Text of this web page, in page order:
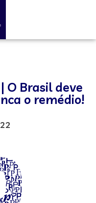
O Brasil deve
o remédio!